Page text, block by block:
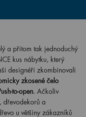
a přitom tak jednoduchý
kus nábytku, který
designéři zkombinovali
zkosené čelo
to-open. Ačkoliv
dřevodekorů a
u většiny zákazníků